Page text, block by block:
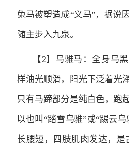
兔马被塑造成“义马”，据说
随主步入九泉。‌‌
【2】乌骓马：‌全身乌
样油光顺滑，阳光下泛着光
只有马蹄部分是纯白色，跑
以也叫“踏雪乌骓”或“踢云
长腰短，四肢肌肉发达，是